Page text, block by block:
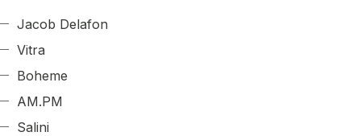
Jacob Delafon
Vitra
Boheme
AM.PM
Salini